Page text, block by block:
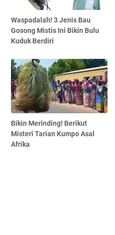
Waspadalah! 3 Jenis Bau
Gosong Mistis Ini Bikin Bulu
Kuduk Berdiri
Bikin Merinding! Berikut
Misteri Tarian Kumpo Asal
Afrika